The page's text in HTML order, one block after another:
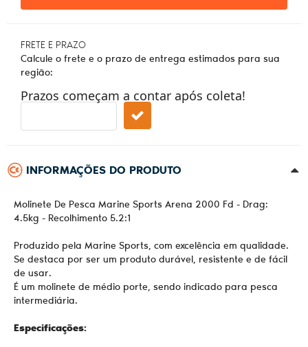
FRETE E PRAZO
Calcule o frete e o prazo de entrega estimados para sua
região:
Prazos começam a contar após coleta!
INFORMAÇÕES DO PRODUTO
Molinete De Pesca Marine Sports Arena 2000 Fd - Drag:
4.5kg - Recolhimento 5.2:1
Produzido pela Marine Sports, com excelência em qualidade.
Se destaca por ser um produto durável, resistente e de fácil
de usar.
É um molinete de médio porte, sendo indicado para pesca
intermediária.
Especificações: